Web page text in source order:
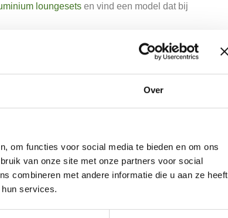
Over
om functies voor social media te bieden en om ons
van onze site met onze partners voor social
combineren met andere informatie die u aan ze heeft
services.
loungesets en vind een model dat bij
sfeervolle look? Dan past wicker
gebruik kijkt. We vatten het kort voor je